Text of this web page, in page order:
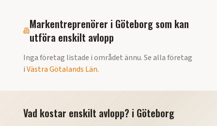
Markentreprenörer i Göteborg som kan
utföra enskilt avlopp
Inga företag listade i området ännu. Se alla företag
iVästra Götalands Län.
Vad kostar enskilt avlopp? i Göteborg